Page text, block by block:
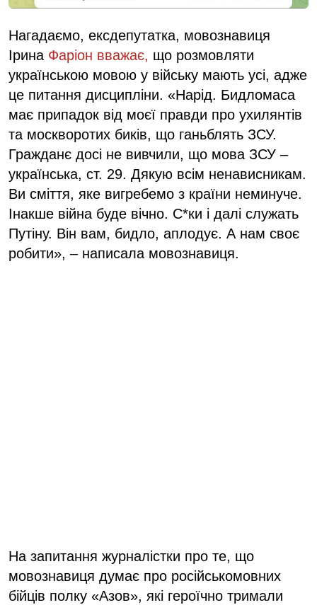
Нагадаємо, ексдепутатка, мовознавиця
Ірина Фаріон вважає, що розмовляти
українською мовою у війську мають усі, адже
це питання дисципліни. «Нарід. Бидломаса
має припадок від моєї правди про ухилянтів
та москворотих биків, що ганьблять ЗСУ.
Гражданє досі не вивчили, що мова ЗСУ –
українська, ст. 29. Дякую всім ненависникам.
Ви сміття, яке вигребемо з країни неминуче.
Інакше війна буде вічно. С*ки і далі служать
Путіну. Він вам, бидло, аплодує. А нам своє
робити», – написала мовознавиця.
На запитання журналістки про те, що
мовознавиця думає про російськомовних
бійців полку «Азов», які героїчно тримали